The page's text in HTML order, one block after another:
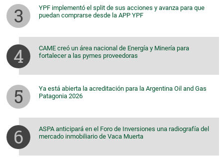
YPF implementó el split de sus acciones y avanza para que
puedan comprarse desde la APP YPF
CAME creó un área nacional de Energía y Minería para
fortalecer a las pymes proveedoras
Ya está abierta la acreditación para la Argentina Oil and Gas
Patagonia 2026
ASPA anticipará en el Foro de Inversiones una radiografía del
mercado inmobiliario de Vaca Muerta